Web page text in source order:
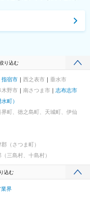
り込む
指宿市 西之表市
垂水市
木野市 南さつま市
志布志市
町）
町、徳之島町、天城町、伊仙
（さつま町）
（三島村、十島村）
込む
業界